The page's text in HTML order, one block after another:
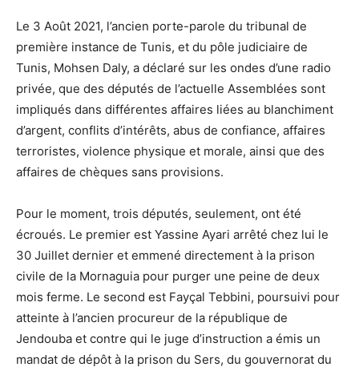
Le 3 Août 2021, l’ancien porte-parole du tribunal de
première instance de Tunis, et du pôle judiciaire de
Tunis, Mohsen Daly, a déclaré sur les ondes d’une radio
privée, que des députés de l’actuelle Assemblées sont
impliqués dans différentes affaires liées au blanchiment
d’argent, conflits d’intérêts, abus de confiance, affaires
terroristes, violence physique et morale, ainsi que des
affaires de chèques sans provisions.
Pour le moment, trois députés, seulement, ont été
écroués. Le premier est Yassine Ayari arrêté chez lui le
30 Juillet dernier et emmené directement à la prison
civile de la Mornaguia pour purger une peine de deux
mois ferme. Le second est Fayçal Tebbini, poursuivi pour
atteinte à l’ancien procureur de la république de
Jendouba et contre qui le juge d’instruction a émis un
mandat de dépôt à la prison du Sers, du gouvernorat du